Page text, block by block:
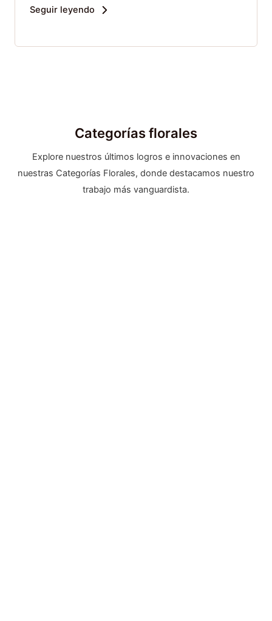
Seguir leyendo
Categorías florales
Explore nuestros últimos logros e innovaciones en
nuestras Categorías Florales, donde destacamos nuestro
trabajo más vanguardista.